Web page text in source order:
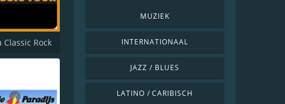
Classic Rock
MUZIEK
INTERNATIONAAL
JAZZ / BLUES
LATINO / CARIBISCH